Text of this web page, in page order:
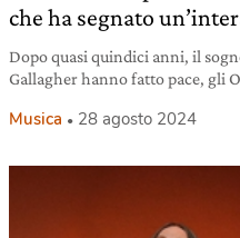
che ha segnato
Dopo quasi quindici anni, il
Gallagher hanno fatto pace, gli
Musica 28 agosto 2024